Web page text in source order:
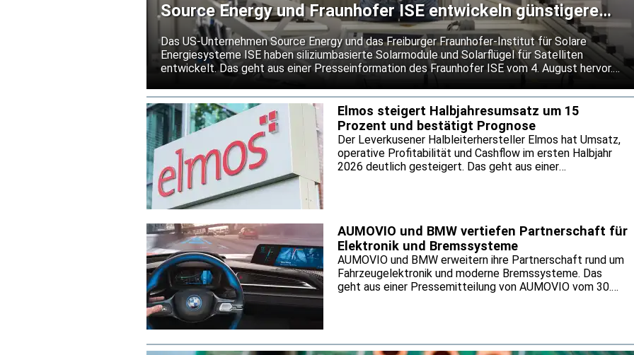
Source Energy und Fraunhofer ISE entwickeln günstigere
Silizium-Solarmodule für Satelliten
Das US-Unternehmen Source Energy und das Freiburger Fraunhofer-Institut für Solare
Energiesysteme ISE haben siliziumbasierte Solarmodule und Solarflügel für Satelliten
entwickelt. Das geht aus einer Presseinformation des Fraunhofer ISE vom 4. August hervor.
Die Partner wollen damit eine kostengünstigere Alternative zu den bislang vorherrschenden
III-V-Solarzellen schaffen. Das Moduldesign soll Schäden durch kleine Objekte lokal
begrenzen und einen zuverlässigen Betrieb bei extremen Temperaturwechseln im Weltraum
ermöglichen.
Elmos steigert Halbjahresumsatz um 15
Prozent und bestätigt Prognose
Der Leverkusener Halbleiterhersteller Elmos hat Umsatz,
operative Profitabilität und Cashflow im ersten Halbjahr
2026 deutlich gesteigert. Das geht aus einer
Gesamtjahr hält Elmos an seiner bisherigen Prognose fest.
AUMOVIO und BMW vertiefen Partnerschaft für
Elektronik und Bremssysteme
AUMOVIO und BMW erweitern ihre Partnerschaft rund um
Fahrzeugelektronik und moderne Bremssysteme. Das
geht aus einer Pressemitteilung von AUMOVIO vom 30.
Bremssystems MK C2 setzen sie bis Mitte der 2030er